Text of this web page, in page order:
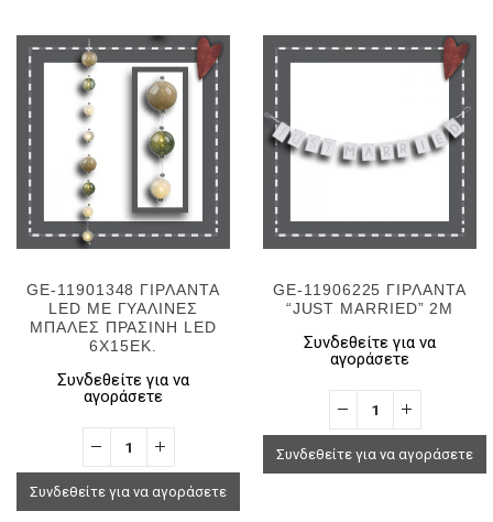
GE-11901348 ΓΙΡΛΑΝΤΑ
LED ΜΕ ΓΥΑΛΙΝΕΣ
ΜΠΑΛΕΣ ΠΡΑΣΙΝΗ LED
6Χ15ΕΚ.
Συνδεθείτε για να
αγοράσετε
Συνδεθείτε για να αγοράσετε
GE-11906225 ΓΙΡΛΑΝΤΑ
“JUST MARRIED” 2M
Συνδεθείτε για να
αγοράσετε
Συνδεθείτε για να αγοράσετε